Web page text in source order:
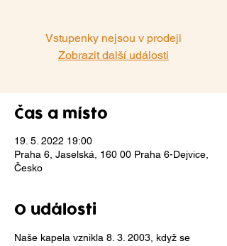
Vstupenky nejsou v prodeji
Zobrazit další události
Čas a místo
19. 5. 2022 19:00
Praha 6, Jaselská, 160 00 Praha 6-Dejvice,
Česko
O události
Naše kapela vznikla 8. 3. 2003, když se